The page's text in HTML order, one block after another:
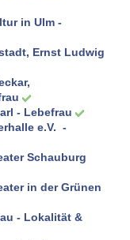
in Ulm -
Ernst Ludwig
- Lebefrau
e.V. -
Schauburg
in der Grünen
- Lokalität &